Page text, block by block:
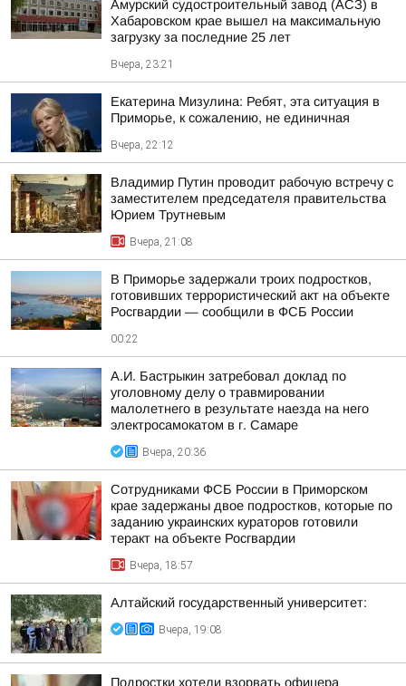
Амурский судостроительный завод (АСЗ) в
Хабаровском крае вышел на максимальную
загрузку за последние 25 лет
Вчера, 23:21
Екатерина Мизулина: Ребят, эта ситуация в
Приморье, к сожалению, не единичная
Вчера, 22:12
Владимир Путин проводит рабочую встречу с
заместителем председателя правительства
Юрием Трутневым
Вчера, 21:08
В Приморье задержали троих подростков,
готовивших террористический акт на объекте
Росгвардии — сообщили в ФСБ России
00:22
А.И. Бастрыкин затребовал доклад по
уголовному делу о травмировании
малолетнего в результате наезда на него
электросамокатом в г. Самаре
Вчера, 20:36
Сотрудниками ФСБ России в Приморском
крае задержаны двое подростков, которые по
заданию украинских кураторов готовили
теракт на объекте Росгвардии
Вчера, 18:57
Алтайский государственный университет:
Вчера, 19:08
Подростки хотели взорвать офицера